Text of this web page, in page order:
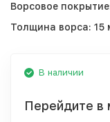
Ворсовое
Толщина ворса: 15
В наличии
Перейдите в